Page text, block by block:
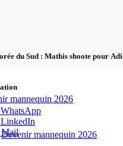
mannequin 2026
Devenir mannequin 2026
du Sud : Mathis shoote pour
LinkedIn
Mail